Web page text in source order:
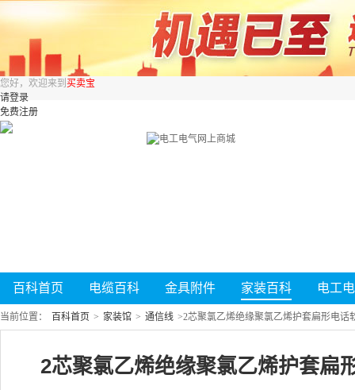
您好，欢迎来到 买卖宝
请登录
免费注册
百科首页 电缆百科 金具附件 家装百科 电工
当前位置： 百科首页 > 家装馆 > 通信线 >2芯聚氯乙烯绝缘聚氯乙烯护套扁形电话
2芯聚氯乙烯绝缘聚氯乙烯护套扁